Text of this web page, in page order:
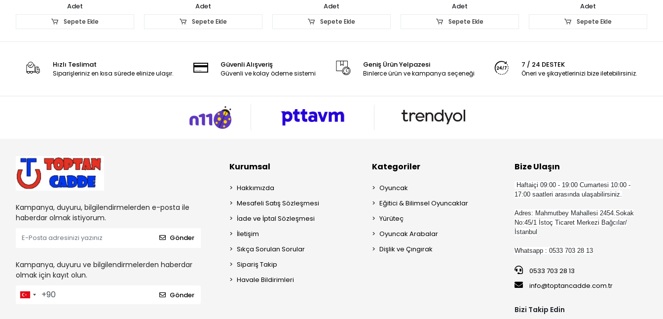
Adet
Sepete Ekle
Adet
Sepete Ekle
Adet
Sepete Ekle
Adet
Sepete Ekle
Adet
Sepete Ekle
Hızlı Teslimat
Siparişleriniz en kısa sürede elinize ulaşır.
Güvenli Alışveriş
Güvenli ve kolay ödeme sistemi
Geniş Ürün Yelpazesi
Binlerce ürün ve kampanya seçeneği
7 / 24 DESTEK
Öneri ve şikayetlerinizi bize iletebilirsiniz.
Kampanya, duyuru, bilgilendirmelerden e-posta ile
haberdar olmak istiyorum.
Gönder
Kampanya, duyuru ve bilgilendirmelerden haberdar
olmak için kayıt olun.
Gönder
Kurumsal
Hakkımızda
Mesafeli Satış Sözleşmesi
İade ve İptal Sözleşmesi
İletişim
Sıkça Sorulan Sorular
Sipariş Takip
Havale Bildirimleri
Kategoriler
Oyuncak
Eğitici & Bilimsel Oyuncaklar
Yürüteç
Oyuncak Arabalar
Dişlik ve Çıngırak
Bize Ulaşın
Haftaiçi 09:00 - 19:00 Cumartesi 10:00 -
17:00 saatleri arasında ulaşabilirsiniz.
Adres: Mahmutbey Mahallesi 2454.Sokak
No:45/1 İstoç Ticaret Merkezi Bağcılar/
İstanbul
Whatsapp : 0533 703 28 13
0533 703 28 13
info@toptancadde.com.tr
Bizi Takip Edin